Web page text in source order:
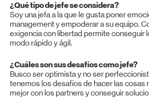
¿Qué tipo de jefe se considera?
Soy una jefa a la que le gusta poner
management y empoderar a su equipo.
exigencia con libertad permite conseguir
modo rápido y ágil.
¿Cuáles son sus desafíos como jefe?
Busco ser optimista y no ser
tenemos los desafíos de hacer las cosas
mejor con los partners y conseguir